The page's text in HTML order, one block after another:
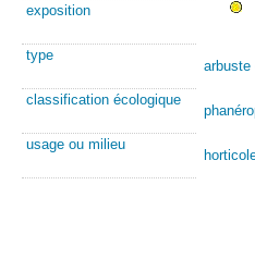
exposition
type
arbuste
classification écologique
usage ou milieu